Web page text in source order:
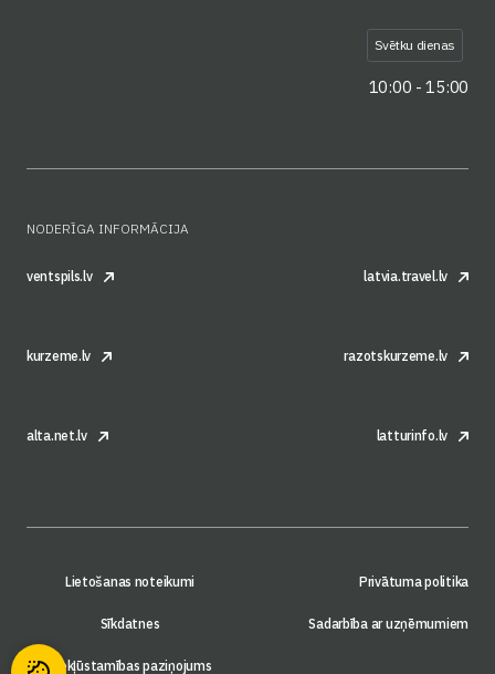
Svētku dienas
10:00 - 15:00
NODERĪGA INFORMĀCIJA
ventspils.lv latvia.travel.lv
kurzeme.lv razotskurzeme.lv
alta.net.lv latturinfo.lv
Lietošanas noteikumi Privātuma politika
Sīkdatnes Sadarbība ar uzņēmumiem
Piekļūstamības paziņojums